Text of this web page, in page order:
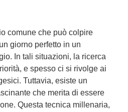
comune che può colpire
giorno perfetto in un
In tali situazioni, la ricerca
e spesso ci si rivolge ai
Tuttavia, esiste un
che merita di essere
Questa tecnica millenaria,